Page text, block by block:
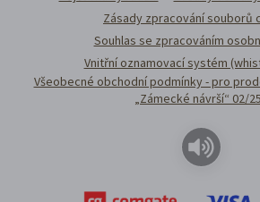
Zásady zpracování souborů
Souhlas se zpracováním
Vnitřní oznamovací systém
Všeobecné obchodní podmínky - pro
„Zámecké návrší“ 02/